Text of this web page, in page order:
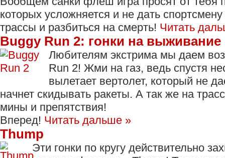
которых усложняется и не дать
трассы и разбиться на смерть! Читать
Buggy Run 2: гонки на
Любителям экстрима мы даем
Run 2! Жми на газ, ведь спустя
вылетает вертолет, который не
начнет скидывать ракеты. А так же на
мины и препятствия!
Вперед! Читать дальше »
Thump
Эти гонки по кругу действительно